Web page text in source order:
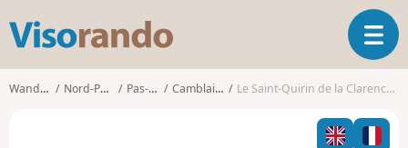
s
o
T
o
l
Wanderungen Nord-Pas-de-Calais Pas-de-Calais Camblain-Châtelain Le Saint-Quirin de la Clarence depuis Camblain-Châtelain